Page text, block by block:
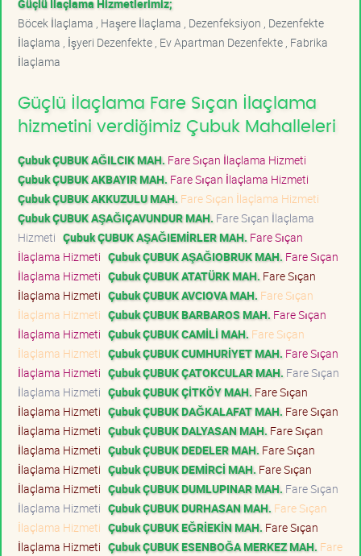
Güçlü İlaçlama Hizmetlerimiz;
Böcek İlaçlama , Haşere İlaçlama , Dezenfeksiyon , Dezenfekte
İlaçlama , İşyeri Dezenfekte , Ev Apartman Dezenfekte , Fabrika
İlaçlama
Güçlü İlaçlama Fare Sıçan İlaçlama
hizmetini verdiğimiz Çubuk Mahalleleri
Çubuk ÇUBUK AĞILCIK MAH. Fare Sıçan İlaçlama Hizmeti
Çubuk ÇUBUK AKBAYIR MAH. Fare Sıçan İlaçlama Hizmeti
Çubuk ÇUBUK AKKUZULU MAH. Fare Sıçan İlaçlama Hizmeti
Çubuk ÇUBUK AŞAĞIÇAVUNDUR MAH. Fare Sıçan İlaçlama
Hizmeti Çubuk ÇUBUK AŞAĞIEMİRLER MAH. Fare Sıçan
İlaçlama Hizmeti Çubuk ÇUBUK AŞAĞIOBRUK MAH. Fare Sıçan
İlaçlama Hizmeti Çubuk ÇUBUK ATATÜRK MAH. Fare Sıçan
İlaçlama Hizmeti Çubuk ÇUBUK AVCIOVA MAH. Fare Sıçan
İlaçlama Hizmeti Çubuk ÇUBUK BARBAROS MAH. Fare Sıçan
İlaçlama Hizmeti Çubuk ÇUBUK CAMİLİ MAH. Fare Sıçan
İlaçlama Hizmeti Çubuk ÇUBUK CUMHURİYET MAH. Fare Sıçan
İlaçlama Hizmeti Çubuk ÇUBUK ÇATOKCULAR MAH. Fare Sıçan
İlaçlama Hizmeti Çubuk ÇUBUK ÇİTKÖY MAH. Fare Sıçan
İlaçlama Hizmeti Çubuk ÇUBUK DAĞKALAFAT MAH. Fare Sıçan
İlaçlama Hizmeti Çubuk ÇUBUK DALYASAN MAH. Fare Sıçan
İlaçlama Hizmeti Çubuk ÇUBUK DEDELER MAH. Fare Sıçan
İlaçlama Hizmeti Çubuk ÇUBUK DEMİRCİ MAH. Fare Sıçan
İlaçlama Hizmeti Çubuk ÇUBUK DUMLUPINAR MAH. Fare Sıçan
İlaçlama Hizmeti Çubuk ÇUBUK DURHASAN MAH. Fare Sıçan
İlaçlama Hizmeti Çubuk ÇUBUK EĞRİEKİN MAH. Fare Sıçan
İlaçlama Hizmeti Çubuk ÇUBUK ESENBOĞA MERKEZ MAH. Fare